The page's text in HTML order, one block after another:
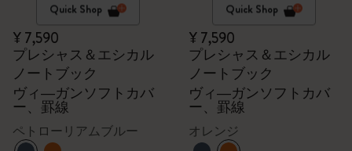
Quick Shop
¥ 7,590
プレシャス＆エシカル
ノートブック
ヴィ―ガンソフトカバ
ー、罫線
ペトローリアムブルー
Quick Shop
¥ 7,590
プレシャス＆エシカル
ノートブック
ヴィ―ガンソフトカバ
ー、罫線
オレンジ